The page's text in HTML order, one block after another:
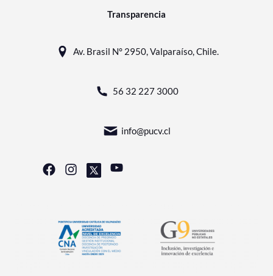
Transparencia
Av. Brasil N° 2950, Valparaíso, Chile.
56 32 227 3000
info@pucv.cl